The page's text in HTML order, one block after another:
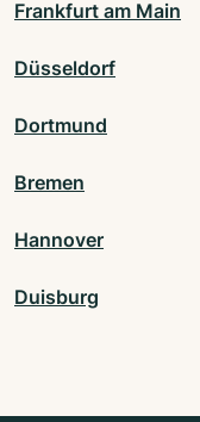
Frankfurt am Main
Düsseldorf
Dortmund
Bremen
Hannover
Duisburg